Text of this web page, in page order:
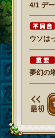
4/1 デ
夢幻の
最初